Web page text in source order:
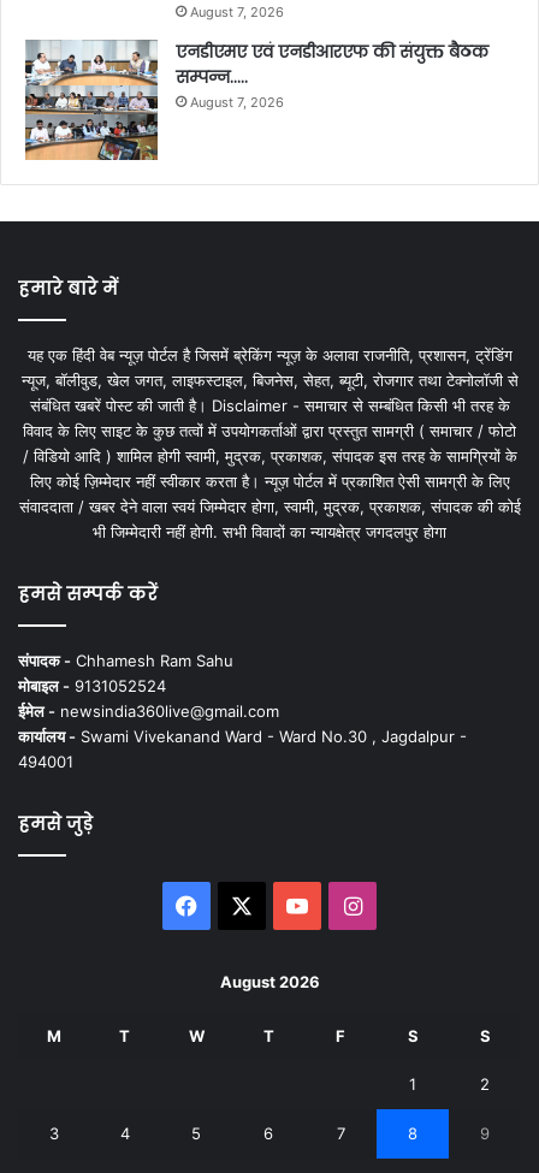
August 7, 2026
एनडीएमए एवं एनडीआरएफ की संयुक्त बैठक
सम्पन्न…..
August 7, 2026
हमारे बारे में
यह एक हिंदी वेब न्यूज़ पोर्टल है जिसमें ब्रेकिंग न्यूज़ के अलावा राजनीति, प्रशासन, ट्रेंडिंग
न्यूज, बॉलीवुड, खेल जगत, लाइफस्टाइल, बिजनेस, सेहत, ब्यूटी, रोजगार तथा टेक्नोलॉजी से
संबंधित खबरें पोस्ट की जाती है। Disclaimer - समाचार से सम्बंधित किसी भी तरह के
विवाद के लिए साइट के कुछ तत्वों में उपयोगकर्ताओं द्वारा प्रस्तुत सामग्री ( समाचार / फोटो
/ विडियो आदि ) शामिल होगी स्वामी, मुद्रक, प्रकाशक, संपादक इस तरह के सामग्रियों के
लिए कोई ज़िम्मेदार नहीं स्वीकार करता है। न्यूज़ पोर्टल में प्रकाशित ऐसी सामग्री के लिए
संवाददाता / खबर देने वाला स्वयं जिम्मेदार होगा, स्वामी, मुद्रक, प्रकाशक, संपादक की कोई
भी जिम्मेदारी नहीं होगी. सभी विवादों का न्यायक्षेत्र जगदलपुर होगा
हमसे सम्पर्क करें
संपादक - Chhamesh Ram Sahu
मोबाइल - 9131052524
ईमेल - newsindia360live@gmail.com
कार्यालय - Swami Vivekanand Ward - Ward No.30 , Jagdalpur -
494001
हमसे जुड़े
Facebook YouTubeInstagram
August 2026
M T W T F S S
1 2
3 4 5 6 7 8 9